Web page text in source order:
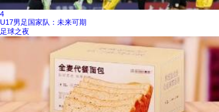
4
U17男足国家队：未来可期
足球之夜